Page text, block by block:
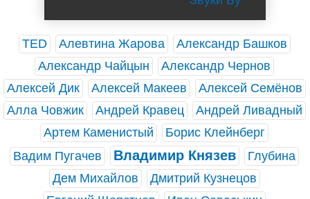
TED Алевтина Жарова
Александр Башков
Александр Чайцын
Александр Чернов
Алексей Дик
Алексей Макеев
Алексей Семёнов
Алла Човжик
Андрей Кравец
Андрей Ливадный
Артем Каменистый
Борис Клейнберг
Вадим Пугачев
Владимир Князев
Глубина
Дем Михайлов
Дмитрий Кузнецов